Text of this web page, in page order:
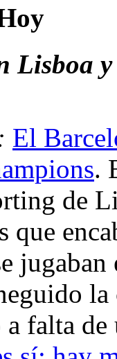
Lisboa
El
.
de
que
falta